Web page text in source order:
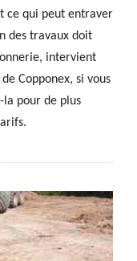
ce qui peut entraver
des travaux doit
intervient
Copponex, si vous
la pour de plus